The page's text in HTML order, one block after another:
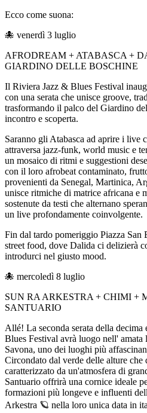
Ecco come suona:
🐙 venerdì 3 luglio
AFRODREAM + ATABASCA +
GIARDINO DELLE BOSCHINE
Il Riviera Jazz & Blues Festival
con una serata che unisce groove,
trasformando il palco del Giardino
incontro e scoperta.
Saranno gli Atabasca ad aprire i live
attraversa jazz-funk, world music e
un mosaico di ritmi e suggestioni
con il loro afrobeat contaminato,
provenienti da Senegal, Martinica,
unisce ritmiche di matrice africana e
sostenute da testi che alternano
un live profondamente coinvolgente.
Fin dal tardo pomeriggio Piazza San
street food, dove Dalida ci delizierà
introdurci nel giusto mood.
🐙 mercoledì 8 luglio
SUN RA ARKESTRA + CHIMI +
SANTUARIO
Allé! La seconda serata della
Blues Festival avrà luogo nell' amata
Savona, uno dei luoghi più
Circondato dal verde delle alture che
caratterizzato da un'atmosfera di
Santuario offrirà una cornice ideale
formazioni più longeve e influenti
Arkestra 🪐 nella loro unica data in